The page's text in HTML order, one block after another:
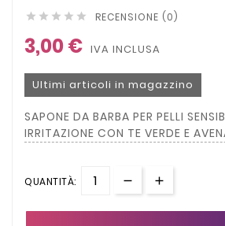
     RECENSIONE (0)
3,00 € IVA INCLUSA
Ultimi articoli in magazzino
SAPONE DA BARBA PER PELLI
IRRITAZIONE CON TE VERDE E
QUANTITÀ: